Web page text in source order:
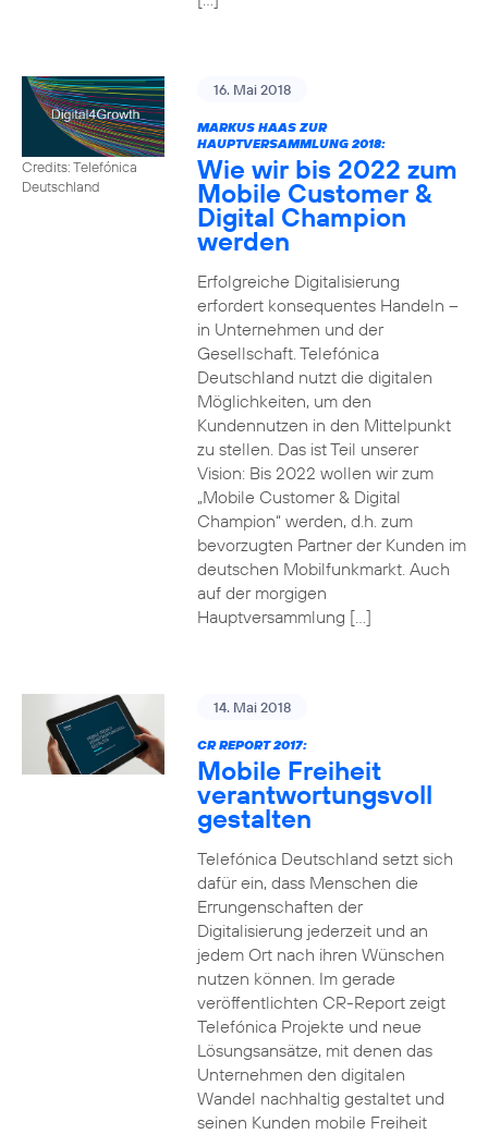
Credits: Telefónica
Deutschland
16. Mai 2018
MARKUS HAAS ZUR
HAUPTVERSAMMLUNG 2018:
Wie wir bis 2022 zum
Mobile Customer &
Digital Champion
werden
Erfolgreiche Digitalisierung
erfordert konsequentes Handeln –
in Unternehmen und der
Gesellschaft. Telefónica
Deutschland nutzt die digitalen
Möglichkeiten, um den
Kundennutzen in den Mittelpunkt
zu stellen. Das ist Teil unserer
Vision: Bis 2022 wollen wir zum
„Mobile Customer & Digital
Champion“ werden, d.h. zum
bevorzugten Partner der Kunden im
deutschen Mobilfunkmarkt. Auch
auf der morgigen
Hauptversammlung […]
14. Mai 2018
CR REPORT 2017:
Mobile Freiheit
verantwortungsvoll
gestalten
Telefónica Deutschland setzt sich
dafür ein, dass Menschen die
Errungenschaften der
Digitalisierung jederzeit und an
jedem Ort nach ihren Wünschen
nutzen können. Im gerade
veröffentlichten CR-Report zeigt
Telefónica Projekte und neue
Lösungsansätze, mit denen das
Unternehmen den digitalen
Wandel nachhaltig gestaltet und
seinen Kunden mobile Freiheit